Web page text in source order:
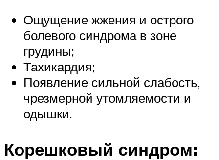
Ощущение жжения и острого
болевого синдрома в зоне
грудины;
Тахикардия;
Появление сильной слабость,
чрезмерной утомляемости и
одышки.
Корешковый синдром: